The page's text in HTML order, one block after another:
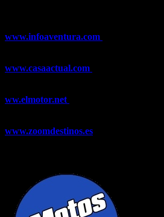
www.infoaventura.com
www.casaactual.com
ww.elmotor.net
www.zoomdestinos.es